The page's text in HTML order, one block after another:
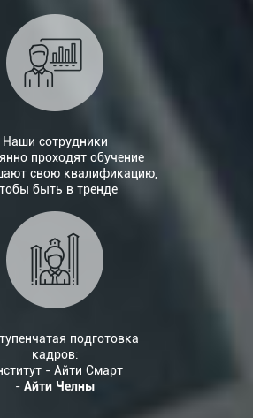
Наши сотрудники
проходят обучение
свою квалификацию,
быть в тренде
подготовка
кадров:
- Айти Смарт
- Айти Челны